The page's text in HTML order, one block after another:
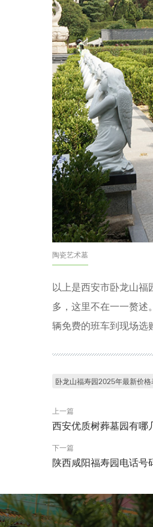
陶瓷艺术墓
以上是西安市卧龙山
多，这里不在一一赘述
辆免费的班车到现场选
卧龙山福寿园2025年最新价格
上一篇
西安优质树葬墓园有哪
下一篇
陕西咸阳福寿园电话号